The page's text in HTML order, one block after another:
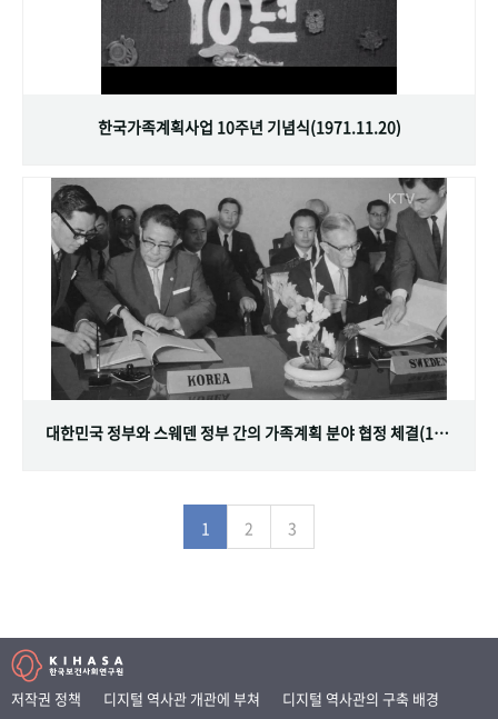
한국가족계획사업 10주년 기념식(1971.11.20)
대한민국 정부와 스웨덴 정부 간의 가족계획 분야 협정 체결(1968.07.12)
1 2 3
저작권 정책 디지털 역사관 개관에 부쳐
디지털 역사관의 구축 배경